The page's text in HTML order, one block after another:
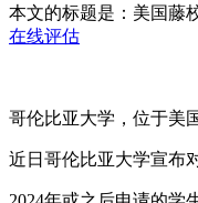
本文的标题是： 美国藤
在线评估
哥伦比亚大学，位于美
近日哥伦比亚大学宣布